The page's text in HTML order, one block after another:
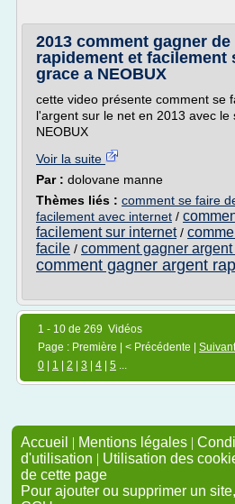
2013 comment gagner
rapidement et facilement
grace a NEOBUX
cette video présente comment se
l'argent sur le net en 2013 avec le
NEOBUX
Voir la suite
Par : dolovane manne
Thèmes liés : comment se faire
facilement avec internet /
facilement sur internet/
facile / comment gagner
comment gagner argent
1 - 10 de 269 Vidéos
Page : Première | < Précédente |
0
1 2 3 4 5 ...
Accueil | Mentions légales |
d'utilisation | Utilisation des
de cette page
Pour ajouter ou supprimer un